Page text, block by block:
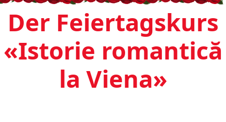
Der Feiertagskurs
«Istorie romantică
la Viena»